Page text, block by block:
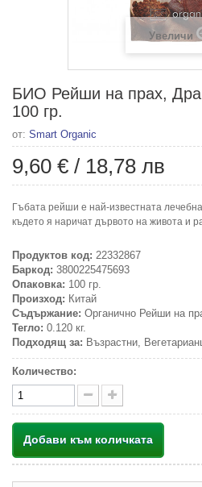
Увеличи
БИО Рейши на прах,
100 гр.
от: Smart Organic
9,60 € / 18,78 лв
Гъбата рейши е най-известната
където я наричат дървото на живота и
Продуктов код: 22332867
Баркод: 3800225475693
Опаковка: 100 гр.
Произход: Китай
Съдържание: Органично Рейши на
Тегло: 0.120 кг.
Подходящ за: Възрастни,
Количество:
Добави към количката